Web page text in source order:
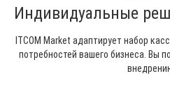
Индивидуальные
ITCOM Market адаптирует набор
потребностей вашего бизнеса. Вы